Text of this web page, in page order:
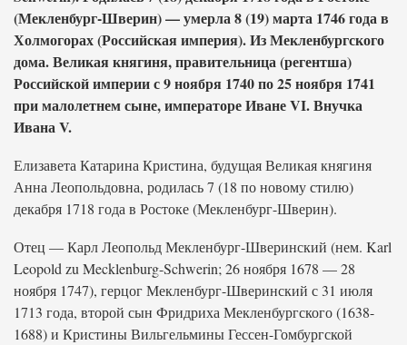
(Мекленбург-Шверин) — умерла 8 (19) марта 1746 года в
Холмогорах (Российская империя). Из Мекленбургского
дома. Великая княгиня, правительница (регентша)
Российской империи с 9 ноября 1740 по 25 ноября 1741
при малолетнем сыне, императоре Иване VI. Внучка
Ивана V.
Елизавета Катарина Кристина, будущая Великая княгиня
Анна Леопольдовна, родилась 7 (18 по новому стилю)
декабря 1718 года в Ростоке (Мекленбург-Шверин).
Отец — Карл Леопольд Мекленбург-Шверинский (нем. Karl
Leopold zu Mecklenburg-Schwerin; 26 ноября 1678 — 28
ноября 1747), герцог Мекленбург-Шверинский с 31 июля
1713 года, второй сын Фридриха Мекленбургского (1638-
1688) и Кристины Вильгельмины Гессен-Гомбургской